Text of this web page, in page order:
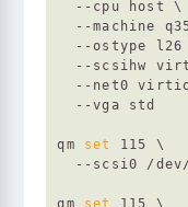
  --cpu host \
--machine
--ostype l26
--scsihw
--net0
  --vga std
qm set
115 \
--scsi0 /
qm set
115 \